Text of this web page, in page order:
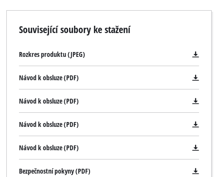
Související soubory ke stažení
Rozkres produktu (JPEG)
Návod k obsluze (PDF)
Návod k obsluze (PDF)
Návod k obsluze (PDF)
Návod k obsluze (PDF)
Bezpečnostní pokyny (PDF)